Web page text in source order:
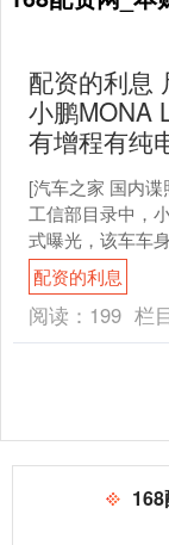
配资的利息
小鹏MONA
有增程有纯
[汽车之家 国内
工信部目录中，
式曝光，该车车
2940mm，内部采
纯....
配资的利息
阅读： 199 栏